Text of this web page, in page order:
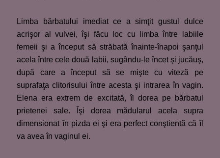
Limba bărbatului imediat ce a simţit gustul dulce
acrişor al vulvei, îşi făcu loc cu limba între labiile
femeii şi a început să străbată înainte-înapoi şanţul
acela între cele două labii, sugându-le încet şi jucăuş,
după care a început să se mişte cu viteză pe
suprafaţa clitorisului între acesta şi intrarea în vagin.
Elena era extrem de excitată, îl dorea pe bărbatul
prietenei sale. Îşi dorea mădularul acela supra
dimensionat în pizda ei şi era perfect conştientă că îl
va avea în vaginul ei.